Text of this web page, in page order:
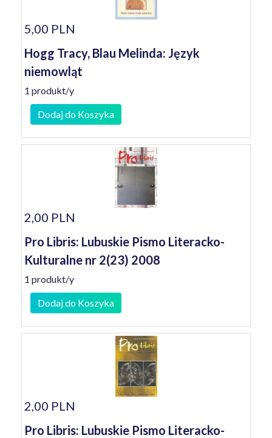
5,00 PLN
Hogg Tracy, Blau Melinda: Język
niemowląt
1 produkt/y
Dodaj do Koszyka
2,00 PLN
Pro Libris: Lubuskie Pismo Literacko-
Kulturalne nr 2(23) 2008
1 produkt/y
Dodaj do Koszyka
2,00 PLN
Pro Libris: Lubuskie Pismo Literacko-